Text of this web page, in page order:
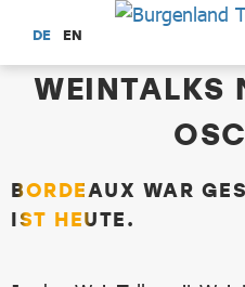
Zum Hauptinhalt springen
DE EN
WEINTALKS
BORDEAUX WAR
IST HEUTE.